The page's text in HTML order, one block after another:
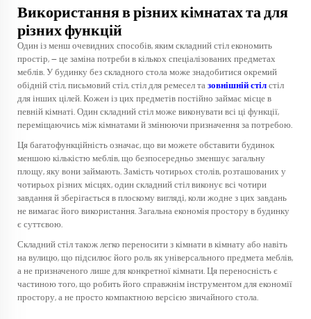
Використання в різних кімнатах та для
різних функцій
Один із менш очевидних способів, яким складний стіл економить
простір, — це заміна потреби в кількох спеціалізованих предметах
меблів. У будинку без складного стола може знадобитися окремий
обідній стіл, письмовий стіл, стіл для ремесел та зовнішній стіл стіл
для інших цілей. Кожен із цих предметів постійно займає місце в
певній кімнаті. Один складний стіл може виконувати всі ці функції,
переміщаючись між кімнатами й змінюючи призначення за потребою.
Ця багатофункційність означає, що ви можете обставити будинок
меншою кількістю меблів, що безпосередньо зменшує загальну
площу, яку вони займають. Замість чотирьох столів, розташованих у
чотирьох різних місцях, один складний стіл виконує всі чотири
завдання й зберігається в плоскому вигляді, коли жодне з цих завдань
не вимагає його використання. Загальна економія простору в будинку
є суттєвою.
Складний стіл також легко переносити з кімнати в кімнату або навіть
на вулицю, що підсилює його роль як універсального предмета меблів,
а не призначеного лише для конкретної кімнати. Ця переносність є
частиною того, що робить його справжнім інструментом для економії
простору, а не просто компактною версією звичайного стола.